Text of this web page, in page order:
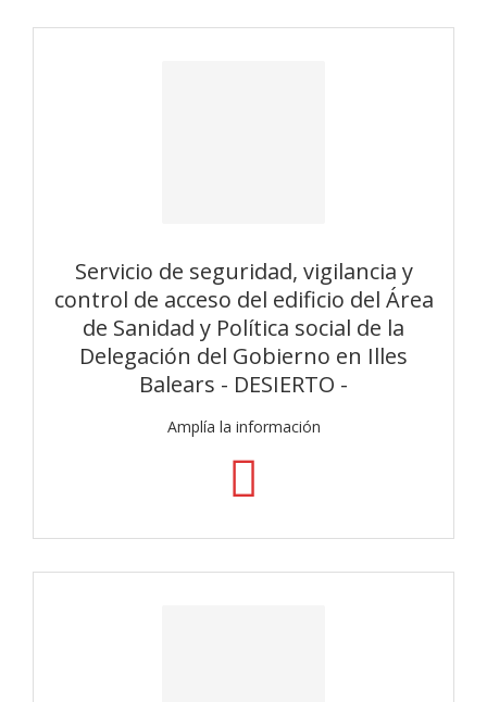
Servicio de seguridad, vigilancia y
control de acceso del edificio del Área
de Sanidad y Política social de la
Delegación del Gobierno en Illes
Balears - DESIERTO -
Amplía la información